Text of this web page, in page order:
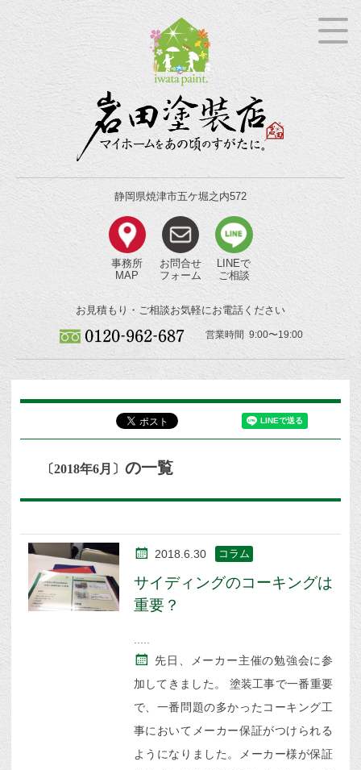
静岡県焼津市五ケ堀之内572
事務所
MAP
お問合せ
フォーム
LINEで
ご相談
お見積もり・ご相談お気軽にお電話ください
営業時間 9:00〜19:00
〔2018年6月〕の一覧
2018.6.30 コラム
サイディングのコーキングは
重要？
先日、メーカー主催の勉強会に参
加してきました。 塗装工事で一番重要
で、一番問題の多かったコーキング工
事においてメーカー保証がつけられる
ようになりました。メーカー様が保証